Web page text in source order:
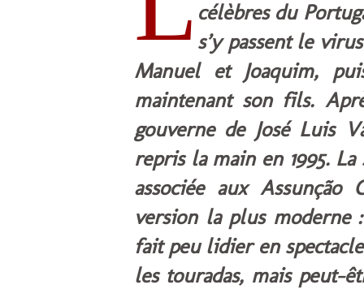
célèbres du
s’y passent le
Manuel et Joaquim,
maintenant son fils.
gouverne de José Luis
repris la main en 1995.
associée aux Assunção
version la plus moderne
fait peu lidier en
les touradas, mais peut-